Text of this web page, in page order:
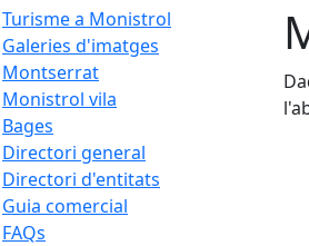
Turisme a Monistrol
Galeries d'imatges
Montserrat
Monistrol vila
Bages
Directori general
Directori d'entitats
Guia comercial
FAQs